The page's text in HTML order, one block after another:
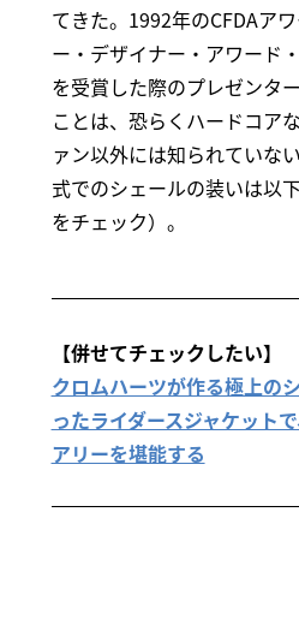
てきた。1992年のCFDAア
ー・デザイナー・アワード
を受賞した際のプレゼンタ
ことは、恐らくハードコア
ァン以外には知られていな
式でのシェールの装いは以
をチェック）。
【併せてチェックしたい】
クロムハーツが作る極上の
ったライダースジャケット
アリーを堪能する